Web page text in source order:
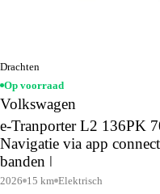
Drachten
Op voorraad
Volkswagen
e-Tranporter L2 136PK
Navigatie via app
banden |
2026 15 km Elektrisch